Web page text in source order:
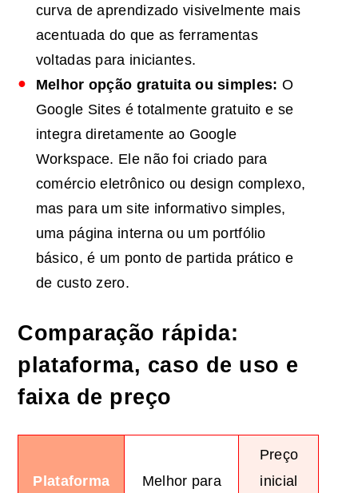
curva de aprendizado visivelmente mais
acentuada do que as ferramentas
voltadas para iniciantes.
Melhor opção gratuita ou simples: O
Google Sites é totalmente gratuito e se
integra diretamente ao Google
Workspace. Ele não foi criado para
comércio eletrônico ou design complexo,
mas para um site informativo simples,
uma página interna ou um portfólio
básico, é um ponto de partida prático e
de custo zero.
Comparação rápida:
plataforma, caso de uso e
faixa de preço
Plataforma Melhor para
Preço
inicial